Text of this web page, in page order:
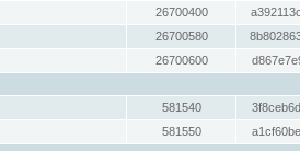
26700400
26700580
26700600
581540
581550